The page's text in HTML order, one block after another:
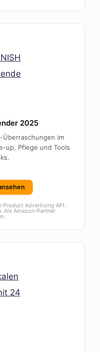
2025
im
up, Pflege und Tools
Product Advertising API.
Als Amazon-Partner